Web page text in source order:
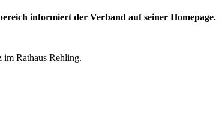
informiert der Verband auf seiner Homepage.
im Rathaus Rehling.